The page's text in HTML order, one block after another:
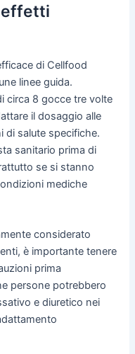
effetti
di Cellfood
linee guida.
circa 8 gocce tre volte
il dosaggio alle
di salute specifiche.
sanitario prima di
se si stanno
mediche
considerato
è importante tenere
prima
persone potrebbero
e diuretico nei